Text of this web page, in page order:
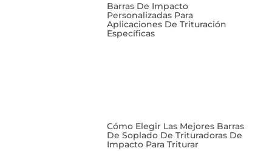
Barras De Impacto
Personalizadas Para
Aplicaciones De Trituración
Específicas
Cómo Elegir Las Mejores Barras
De Soplado De Trituradoras De
Impacto Para Triturar